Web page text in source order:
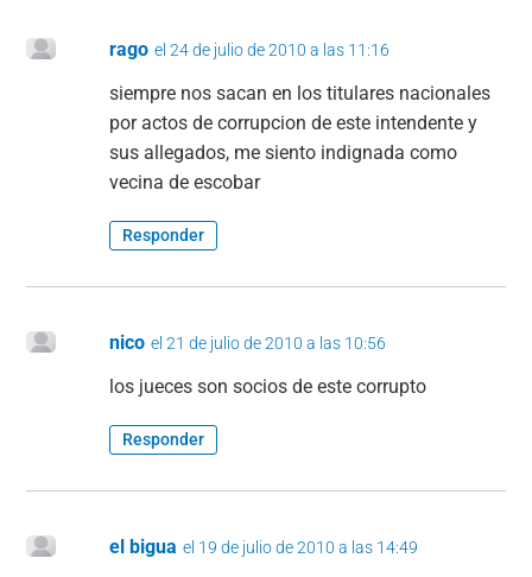
rago el 24 de julio de 2010 a las 11:16
siempre nos sacan en los titulares nacionales
por actos de corrupcion de este intendente y
sus allegados, me siento indignada como
vecina de escobar
Responder
nico el 21 de julio de 2010 a las 10:56
los jueces son socios de este corrupto
Responder
el bigua el 19 de julio de 2010 a las 14:49